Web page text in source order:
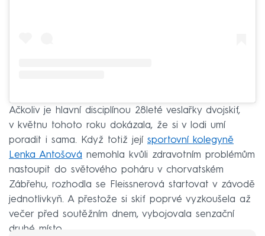
Ačkoliv je hlavní disciplínou 28leté veslařky dvojskif,
v květnu tohoto roku dokázala, že si v lodi umí
poradit i sama. Když totiž její sportovní kolegyně
Lenka Antošová nemohla kvůli zdravotním problémům
nastoupit do světového poháru v chorvatském
Zábřehu, rozhodla se Fleissnerová startovat v závodě
jednotlivkyň. A přestože si skif poprvé vyzkoušela až
večer před soutěžním dnem, vybojovala senzační
druhé místo.